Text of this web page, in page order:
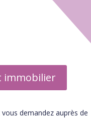
immobilier
demandez auprès de